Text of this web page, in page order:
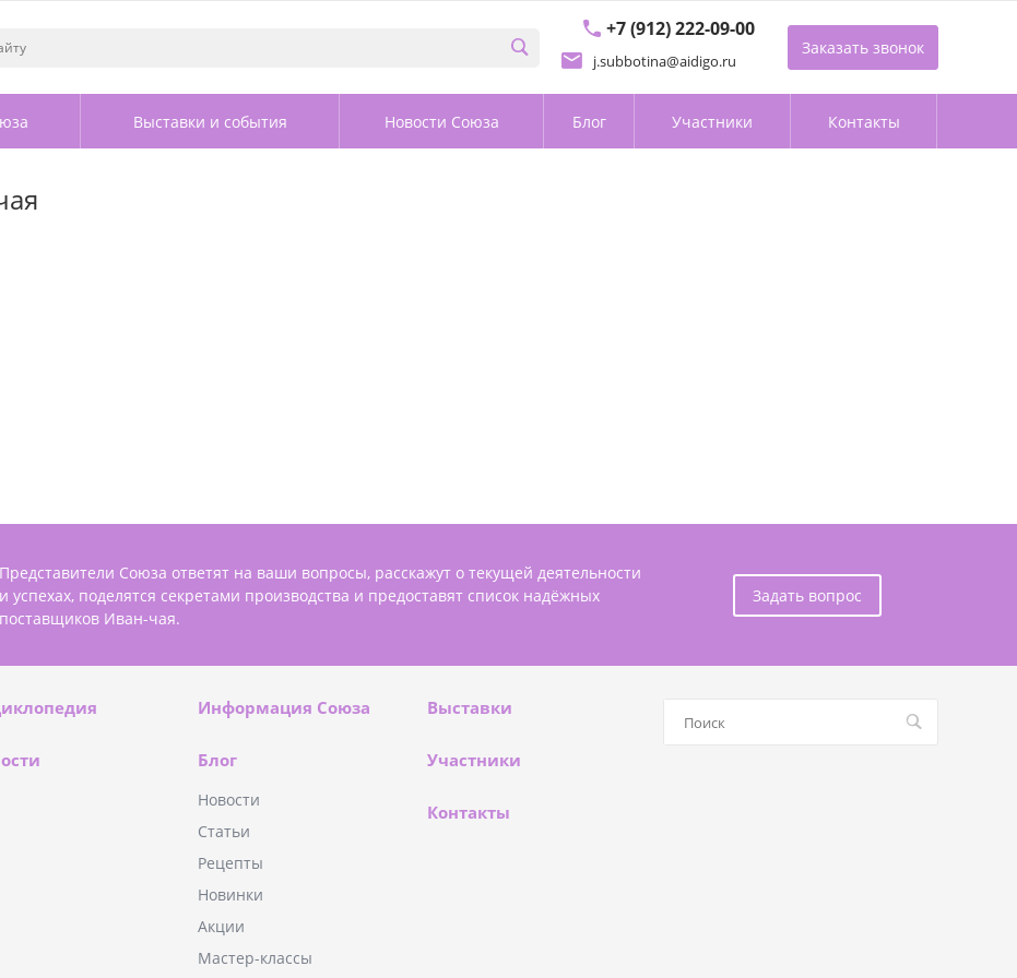
+7 (912) 222-09-00
j.subbotina@aidigo.ru
Заказать звонок
Выставки и события Новости Союза Блог Участники Контакты
Представители Союза ответят на ваши вопросы, расскажут о текущей деятельности
и успехах, поделятся секретами производства и предоставят список надёжных
поставщиков Иван-чая.
Задать вопрос
Информация Союза Выставки
Блог
Новости
Статьи
Рецепты
Новинки
Акции
Мастер-классы
Участники
Контакты